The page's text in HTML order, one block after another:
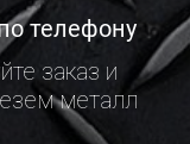
телефону
заказ и
металл